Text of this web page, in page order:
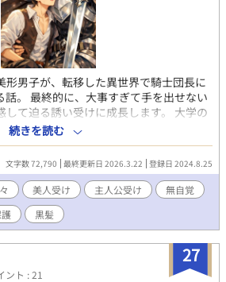
形男子が、転移した異世界で騎士団長に
話。 最終的に、大事すぎて手を出せない
して迫る誘い受けに成長します。 大学の
、女神様に暗髪至上主義の異世界に転移
っちのところをアルシュタイン国の騎士
た。 それから生きていくために魔法を習
た才能があることが分かって騒がれた
だと知ってリベルトを意識してしまった
巻き込まれてから、過保護が加速したリ
れなくて、やきもきした遥は無自覚に
していく。 ピュアなもだもだと、しっか
。(R18の話には※をマークします) ⚠︎︎攻め
す。
続きを読む
文字数 72,790 最終更新日 2026.3.22 登録日 2024.8.25
美人受け 主人公受け
無自覚
黒髪
27
ント : 21